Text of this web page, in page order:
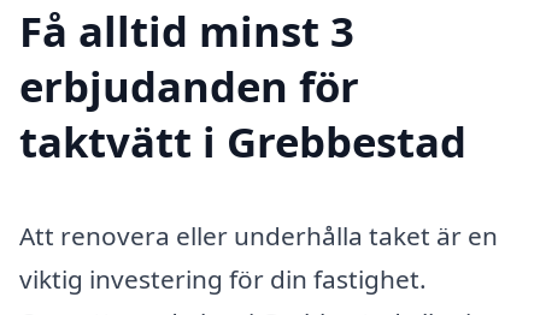
Få alltid minst 3
erbjudanden för
taktvätt i Grebbestad
Att renovera eller underhålla taket är en
viktig investering för din fastighet.